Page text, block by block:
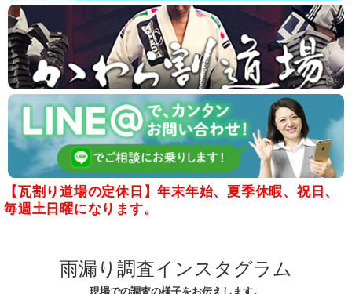
【瓦割り道場の定休日】年末年始、夏季休暇、祝日、
毎週土日曜になります。
雨漏り調査インスタグラム
現場での調査の様子をお伝えします。